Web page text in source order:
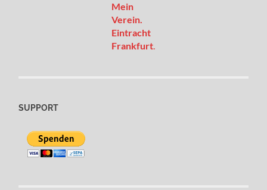
Mein
Verein.
Eintracht
Frankfurt.
SUPPORT